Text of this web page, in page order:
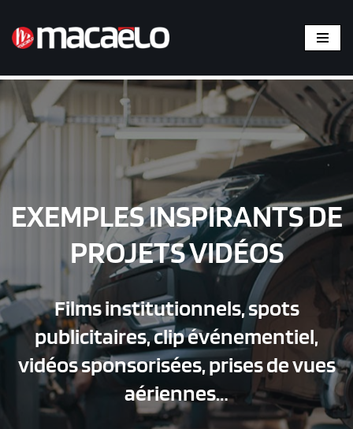
Aller
au
contenu
EXEMPLES INSPIRANTS DE
PROJETS VIDÉOS
Films institutionnels, spots
publicitaires, clip événementiel,
vidéos sponsorisées, prises de vues
aériennes…